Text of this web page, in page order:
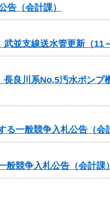
告（会計課）
並支線送水管更新（11
良川系No.5汚水ポンプ
一般競争入札公告（会
競争入札公告（会計課）